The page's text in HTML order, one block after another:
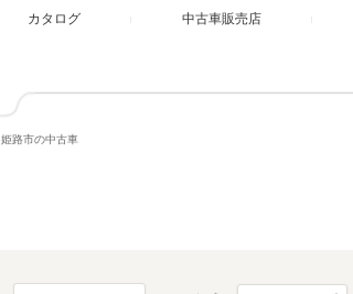
カタログ 中古車販売店
姫路市の中古車